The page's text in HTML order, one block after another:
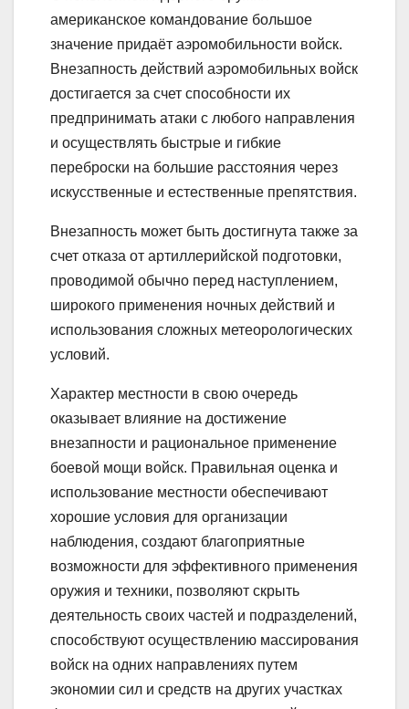
американское командование большое
значение придаёт аэромобильности войск.
Внезапность действий аэромобильных войск
достигается за счет способности их
предпринимать атаки с любого направления
и осуществлять быстрые и гибкие
переброски на большие расстояния через
искусственные и естественные препятствия.
Внезапность может быть достигнута также за
счет отказа от артиллерийской подготовки,
проводимой обычно перед наступлением,
широкого применения ночных действий и
использования сложных метеорологических
условий.
Характер местности в свою очередь
оказывает влияние на достижение
внезапности и рациональное применение
боевой мощи войск. Правильная оценка и
использование местности обеспечивают
хорошие условия для организации
наблюдения, создают благоприятные
возможности для эффективного применения
оружия и техники, позволяют скрыть
деятельность своих частей и подразделений,
способствуют осуществлению массирования
войск на одних направлениях путем
экономии сил и средств на других участках